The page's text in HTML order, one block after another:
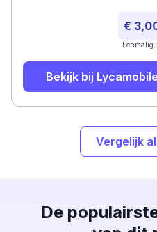
€
Bekijk bij Lycamobile
Vergelijk
De